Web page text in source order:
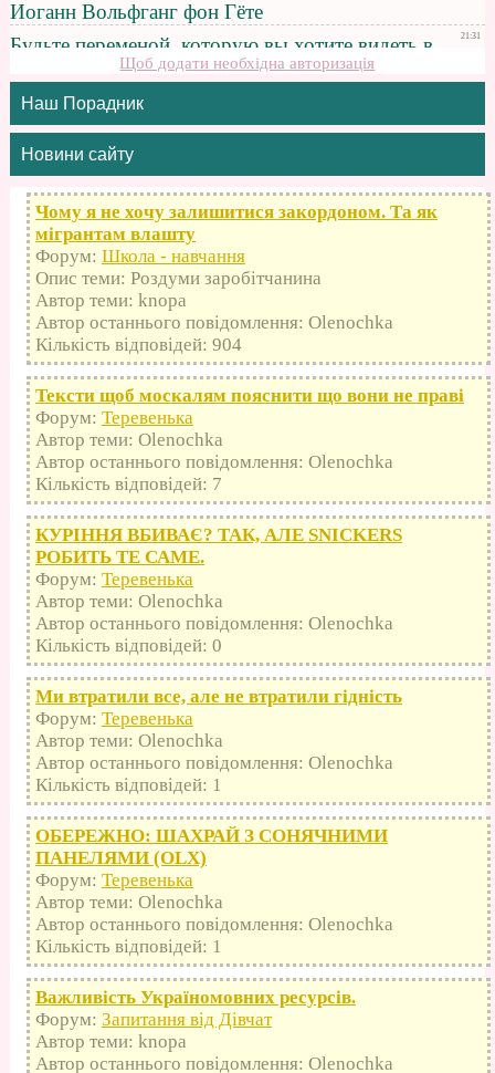
Щоб додати необхідна авторизація
Наш Порадник
Новини сайту
Чому я не хочу залишитися закордоном. Та як
мігрантам влашту
Форум: Школа - навчання
Опис теми: Роздуми заробітчанина
Автор теми: knopa
Автор останнього повідомлення: Olenochka
Кількість відповідей: 904
Тексти щоб москалям пояснити що вони не праві
Форум: Теревенька
Автор теми: Olenochka
Автор останнього повідомлення: Olenochka
Кількість відповідей: 7
КУРІННЯ ВБИВАЄ? ТАК, АЛЕ SNICKERS
РОБИТЬ ТЕ САМЕ.
Форум: Теревенька
Автор теми: Olenochka
Автор останнього повідомлення: Olenochka
Кількість відповідей: 0
Ми втратили все, але не втратили гідність
Форум: Теревенька
Автор теми: Olenochka
Автор останнього повідомлення: Olenochka
Кількість відповідей: 1
ОБЕРЕЖНО: ШАХРАЙ З СОНЯЧНИМИ
ПАНЕЛЯМИ (OLX)
Форум: Теревенька
Автор теми: Olenochka
Автор останнього повідомлення: Olenochka
Кількість відповідей: 1
Важливість Україномовних ресурсів.
Форум: Запитання від Дівчат
Автор теми: knopa
Автор останнього повідомлення: Olenochka